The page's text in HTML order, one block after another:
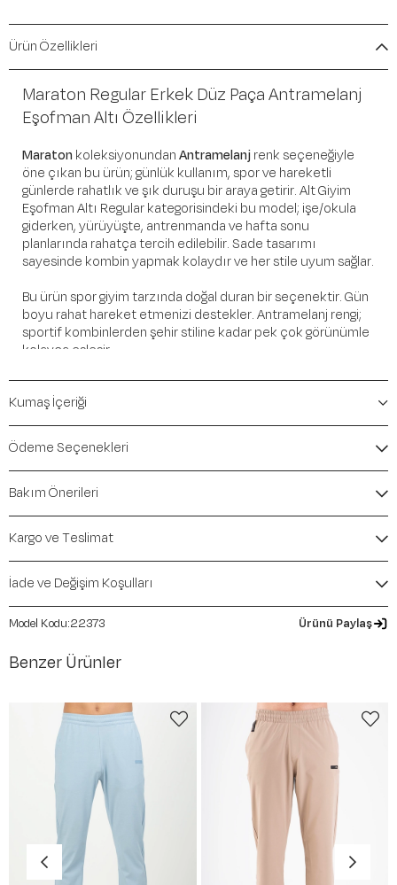
Ürün Özellikleri
Maraton Regular Erkek Düz Paça Antramelanj
Eşofman Altı Özellikleri
Maraton koleksiyonundanAntramelanjrenk seçeneğiyle
öne çıkan bu ürün; günlük kullanım, spor ve hareketli
günlerde rahatlık ve şık duruşu bir araya getirir. Alt Giyim
Eşofman Altı Regular kategorisindeki bu model; işe/okula
giderken, yürüyüşte, antrenmanda ve hafta sonu
planlarında rahatça tercih edilebilir. Sade tasarımı
sayesinde kombin yapmak kolaydır ve her stile uyum sağlar.
Bu ürün spor giyim tarzında doğal duran bir seçenektir. Gün
boyu rahat hareket etmenizi destekler. Antramelanj rengi;
sportif kombinlerden şehir stiline kadar pek çok görünümle
kolayca eşleşir.
Öne Çıkan Detaylar
Marka:Maraton
Renk:Antramelanj
Kalıp / Form:
Mevsim:Sonbahar-Kış
Kumaş İçeriği
Ödeme Seçenekleri
Bakım Önerileri
Kargo ve Teslimat
İade ve Değişim Koşulları
22373 Ürünü Paylaş
Benzer Ürünler